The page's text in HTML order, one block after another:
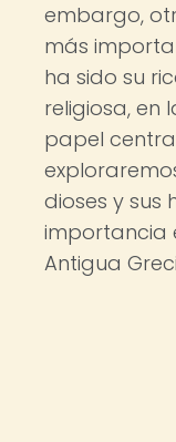
embargo,
más
ha sido su
religiosa, en
papel
dioses y sus
importancia
Antigua